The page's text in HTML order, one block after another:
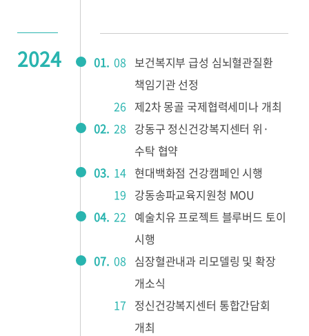
2024 01. 08 보건복지부 급성 심뇌혈관질환
책임기관 선정
26 제2차 몽골 국제협력세미나 개최
02. 28 강동구 정신건강복지센터 위·
수탁 협약
03. 14 현대백화점 건강캠페인 시행
19 강동송파교육지원청 MOU
04. 22 예술치유 프로젝트 블루버드 토이
시행
07. 08 심장혈관내과 리모델링 및 확장
개소식
17 정신건강복지센터 통합간담회
개최